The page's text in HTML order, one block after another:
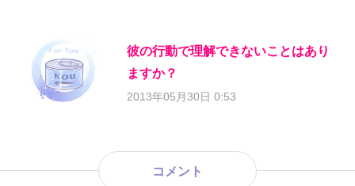
彼の行動で理解できないことはあり
ますか？
2013年05月30日 0:53
コメント